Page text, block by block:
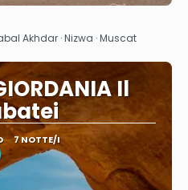
Akhdar · Nizwa · Muscat
Il
7 NOTTE/I